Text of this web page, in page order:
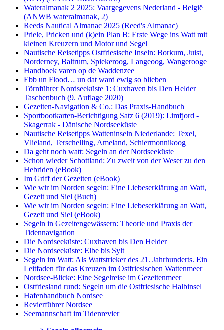
Wateralmanak 2 2025: Vaargegevens Nederland - België
(ANWB wateralmanak, 2)
Reeds Nautical Almanac 2025 (Reed's Almanac)
Priele, Pricken und (k)ein Plan B: Erste Wege ins Watt mit
kleinen Kreuzern und Motor und Segel
Nautische Reisetipps Ostfriesische Inseln: Borkum, Juist,
Norderney, Baltrum, Spiekeroog, Langeoog, Wangerooge
Handboek varen op de Waddenzee
Ebb un Flood… un dat ward ewig so blieben
Törnführer Nordseeküste 1: Cuxhaven bis Den Helder
Taschenbuch (9. Auflage 2020)
Gezeiten-Navigation & Co.: Das Praxis-Handbuch
Sportbootkarten-Berichtigung Satz 6 (2019): Limfjord -
Skagerrak - Dänische Nordseeküste
Nautische Reisetipps Watteninseln Niederlande: Texel,
Vlieland, Terschelling, Ameland, Schiermonnikoog
Da geht noch watt: Segeln an der Nordseeküste
Schon wieder Schottland: Zu zweit von der Weser zu den
Hebriden (eBook)
Im Griff der Gezeiten (eBook)
Wie wir im Norden segeln: Eine Liebeserklärung an Watt,
Gezeit und Siel (Buch)
Wie wir im Norden segeln: Eine Liebeserklärung an Watt,
Gezeit und Siel (eBook)
Segeln in Gezeitengewässern: Theorie und Praxis der
Tidennavigation
Die Nordseeküste: Cuxhaven bis Den Helder
Die Nordseeküste: Elbe bis Sylt
Segeln im Watt: Als Wattstrieker des 21. Jahrhunderts. Ein
Leitfaden für das Kreuzen im Ostfriesischen Wattenmeer
Nordsee-Blicke: Eine Segelreise im Gezeitenmeer
Ostfriesland rund: Segeln um die Ostfriesische Halbinsel
Hafenhandbuch Nordsee
Revierführer Nordsee
Seemannschaft im Tidenrevier